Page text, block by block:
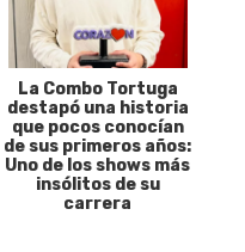
La Combo Tortuga
destapó una historia
que pocos conocían
de sus primeros años:
Uno de los shows más
insólitos de su
carrera